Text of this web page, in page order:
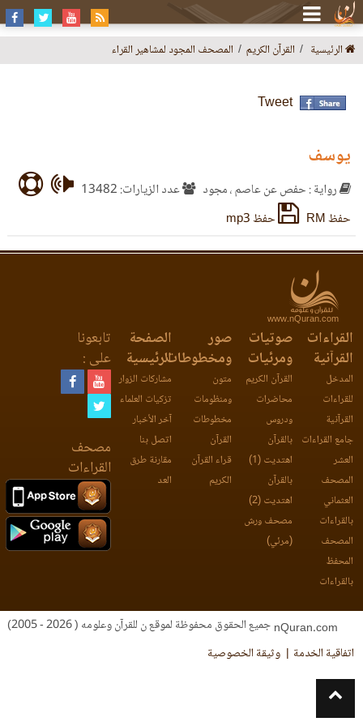
الرئيسية القرآن الكريم المصحف المجود لمشاهير القراء
Tweet
يوسف
رواية : حفص عن عاصم ، مجود
عدد الزيارات: 13482
حفظ RM
حفظ mp3
www.nQuran.com
القراءات
القرآنية
المدخل
للقراءات
القرآنية
جامع القراءات
العشر
المصحف
العثماني
بالقراءات
المصحف
المحفظ
بالقراءات
صوتيات
ومرئيات
القرآن الكريم
محاضرات
ودروس
بالقرآن
اهتديت (1)
بالقرآن
اهتديت (2)
مصحف ورش
(مرئي)
صور
ومخطوطات
متون
ومنظومات
مخطوطات
القرآن
قراء القرآن
الكريم
الصفحة
الرئيسية
مشاركات الزوار
تزكيات العلماء
آخر الأخبار
اتصل بنا
مقارنة طرق
العد
تابعونا
على :
مصحف
القراءات
جميع الحقوق محفوظة لموقع ن للقرآن وعلومه ( 2026 - 2005)
اتفاقية الخدمة
وثيقة الخصوصية